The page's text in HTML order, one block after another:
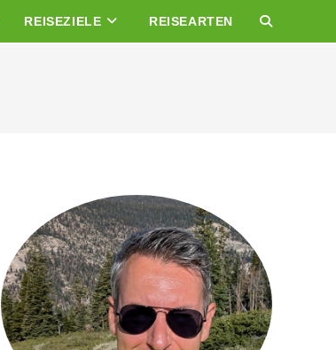
REISEZIELE REISEARTEN WEBSITE-